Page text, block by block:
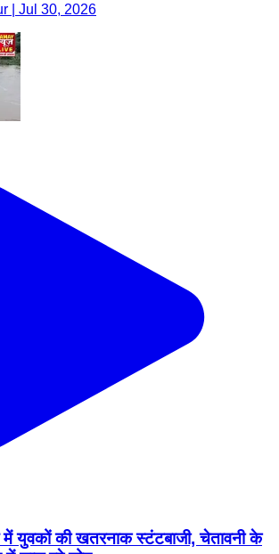
| Jul 30, 2026
युवकों की खतरनाक स्टंटबाजी, चेतावनी के